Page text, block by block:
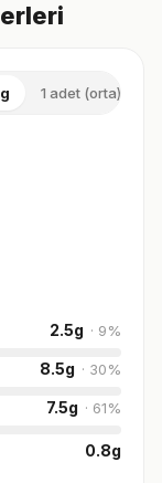
1 adet (orta)
2.5g · 9%
8.5g · 30%
7.5g · 61%
0.8g